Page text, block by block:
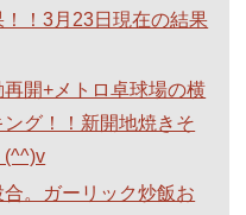
！3月23日現在の結果
再開+メトロ卓球場の横
グ！！新開地焼きそ
(^^)v
合。ガーリック炒飯お